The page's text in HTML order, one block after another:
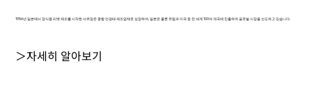
1956년 일본에서 장식용 리벳 제조를 시작한 샤르망은 종합 안경테 제조업체로 성장하여, 일본은 물론 유럽과 미국 등 전 세계 100여 개국에 진출하며 글로벌 시장을 선도하고 있습니다.
＞자세히 알아보기